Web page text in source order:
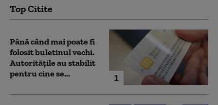
Top Citite
1
Până când mai poate fi
folosit buletinul vechi.
Autoritățile au stabilit
pentru cine se...